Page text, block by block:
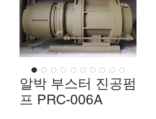
알박 부스터 진공펌
프 PRC-006A